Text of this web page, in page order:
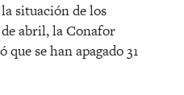
situación de los
abril, la Conafor
se han apagado 31